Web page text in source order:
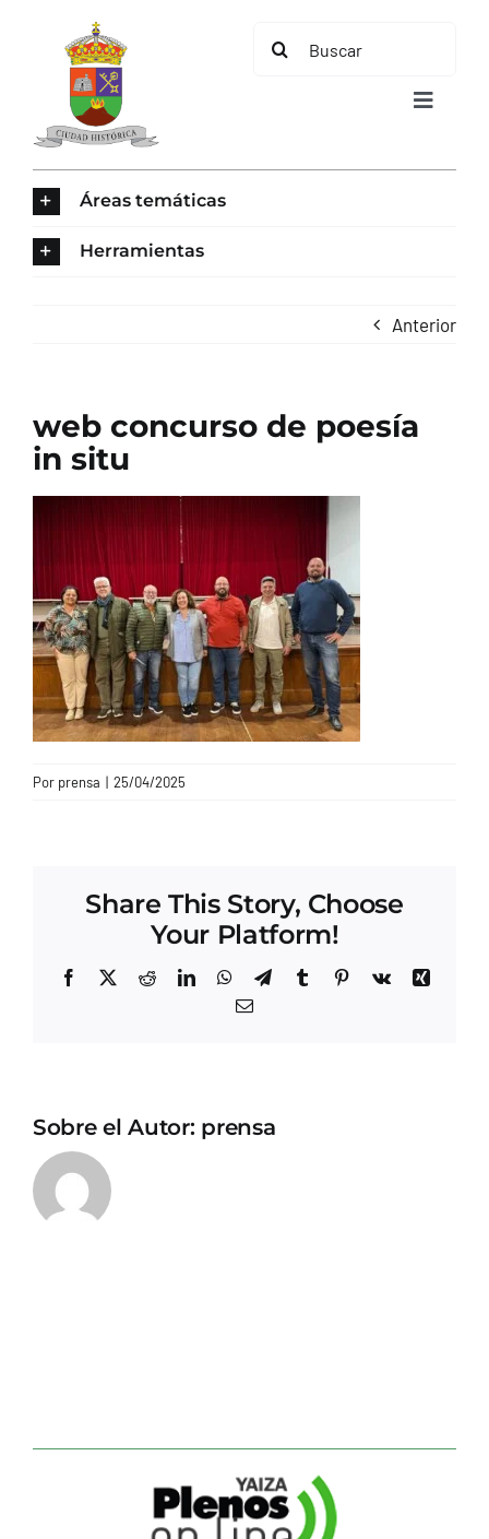
contenido
Buscar:
Toggle
TURISMO
Áreas temáticas
Herramientas
Anterior
web concurso de poesía
in situ
Por prensa | 25/04/2025
Share This Story, Choose
Your Platform!
Facebook
X RedditLinkedInWhatsApp
TelegramTumblrPinterest
Vk
Xing
Correo
Sobre el Autor: prensa